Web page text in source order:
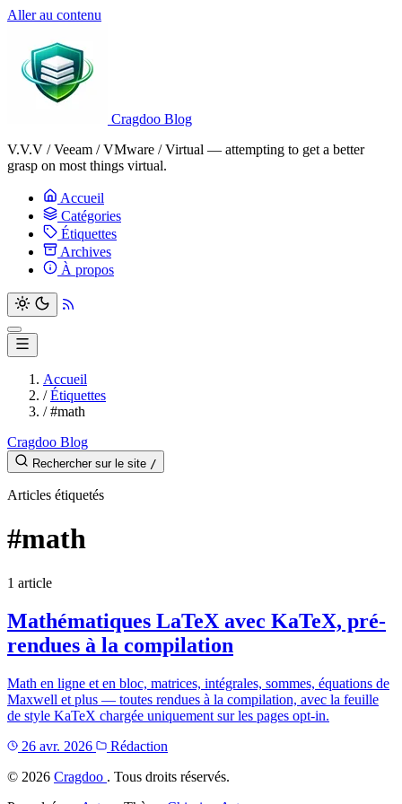
Aller au contenu
Cragdoo Blog
V.V.V / Veeam / VMware / Virtual — attempting to get a better
grasp on most things virtual.
Accueil
Catégories
Étiquettes
Archives
À propos
Accueil
/Étiquettes
/#math
Cragdoo Blog
Rechercher sur le site /
Articles étiquetés
#math
1 article
Mathématiques LaTeX avec KaTeX, pré-
rendues à la compilation
Math en ligne et en bloc, matrices, intégrales, sommes, équations de
Maxwell et plus — toutes rendues à la compilation, avec la feuille
de style KaTeX chargée uniquement sur les pages opt-in.
26 avr. 2026
Rédaction
© 2026 Cragdoo . Tous droits réservés.